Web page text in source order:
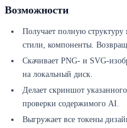
Возможности
Получает полную структуру
стили, компоненты.
Скачивает PNG- и SVG-
на локальный диск.
Делает скриншот
проверки содержимого AI.
Выгружает все токены